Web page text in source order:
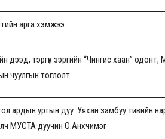
арга хэмжээ
дээд, тэргүүн зэргийн “Чингис хаан”
чуулгын тоглолт
ардын уртын дуу: Уяхан замбуу тивийн
МУСТА дуучин О.Анхчимэг